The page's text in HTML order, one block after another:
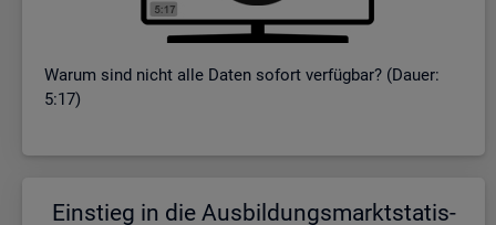
Warum sind nicht alle Daten so­fort ver­füg­bar? (Dauer:
5:17)
Ein­stieg in die Aus­bil­dungs­markt­sta­tis­